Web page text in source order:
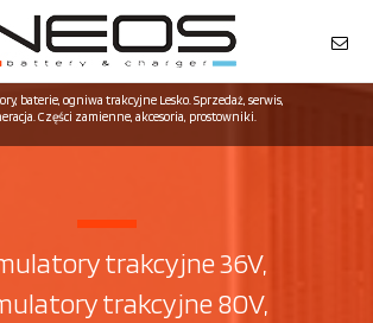
baterie, ogniwa trakcyjne Lesko. Sprzedaż, serwis,
Części zamienne, akcesoria, prostowniki.
trakcyjne 36V,
trakcyjne 80V,